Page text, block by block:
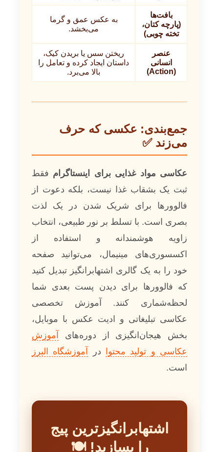
بافت‌ها
(پارچه کتان،
تخته چوبی)
به عکس عمق و گرما
می‌بخشد.
عنصر
انسانی
(Action)
ریختن سس یا بریدن کیک،
داستان ایجاد کرده و تعامل را
بالا می‌برد.
جمع‌بندی: عکسی که حرف
می‌زند ✅
عکاسی مواد غذایی برای اینستاگرام فقط
ثبت یک بشقاب غذا نیست، بلکه دعوت از
فالوورها برای شریک شدن در یک لذت
بصری است. با تسلط بر نور طبیعی، انتخاب
زاویه هوشمندانه و استفاده از
اکسسوری‌های مینیمال، می‌توانید صفحه
خود را به یک گالری اشتهابرانگیز تبدیل کنید
که فالوورها برای دیدن پست بعدی شما
لحظه‌شماری کنند. آموزش تخصصی
عکاسی تبلیغاتی و ادیت عکس با موبایل،
بخش هیجان‌انگیزی از دوره‌های آموزش
عکاسی و تولید محتوا در آموزشگاه البرز
است.
اشتها‌برانگیزترین پیج
را بسازید! 🍽️